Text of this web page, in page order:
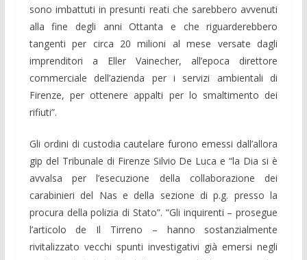
sono imbattuti in presunti reati che sarebbero avvenuti
alla fine degli anni Ottanta e che riguarderebbero
tangenti per circa 20 milioni al mese versate dagli
imprenditori a Eller Vainecher, all’epoca direttore
commerciale dell’azienda per i servizi ambientali di
Firenze, per ottenere appalti per lo smaltimento dei
rifiuti”.
Gli ordini di custodia cautelare furono emessi dall’allora
gip del Tribunale di Firenze Silvio De Luca e “la Dia si è
avvalsa per l’esecuzione della collaborazione dei
carabinieri del Nas e della sezione di p.g. presso la
procura della polizia di Stato”. “Gli inquirenti – prosegue
l’articolo de Il Tirreno – hanno sostanzialmente
rivitalizzato vecchi spunti investigativi già emersi negli